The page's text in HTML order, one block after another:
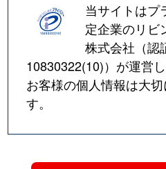
当サイトはプ
定企業のリビ
株式会社（認
10830322(10)）が運営
お客様の個人情報は大
す。